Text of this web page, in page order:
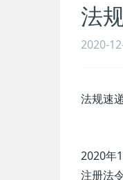
法
2020-
法规速
2020年
注册法